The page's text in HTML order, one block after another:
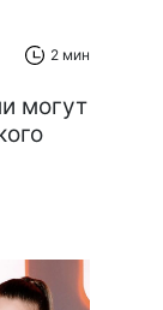
2 мин
могут